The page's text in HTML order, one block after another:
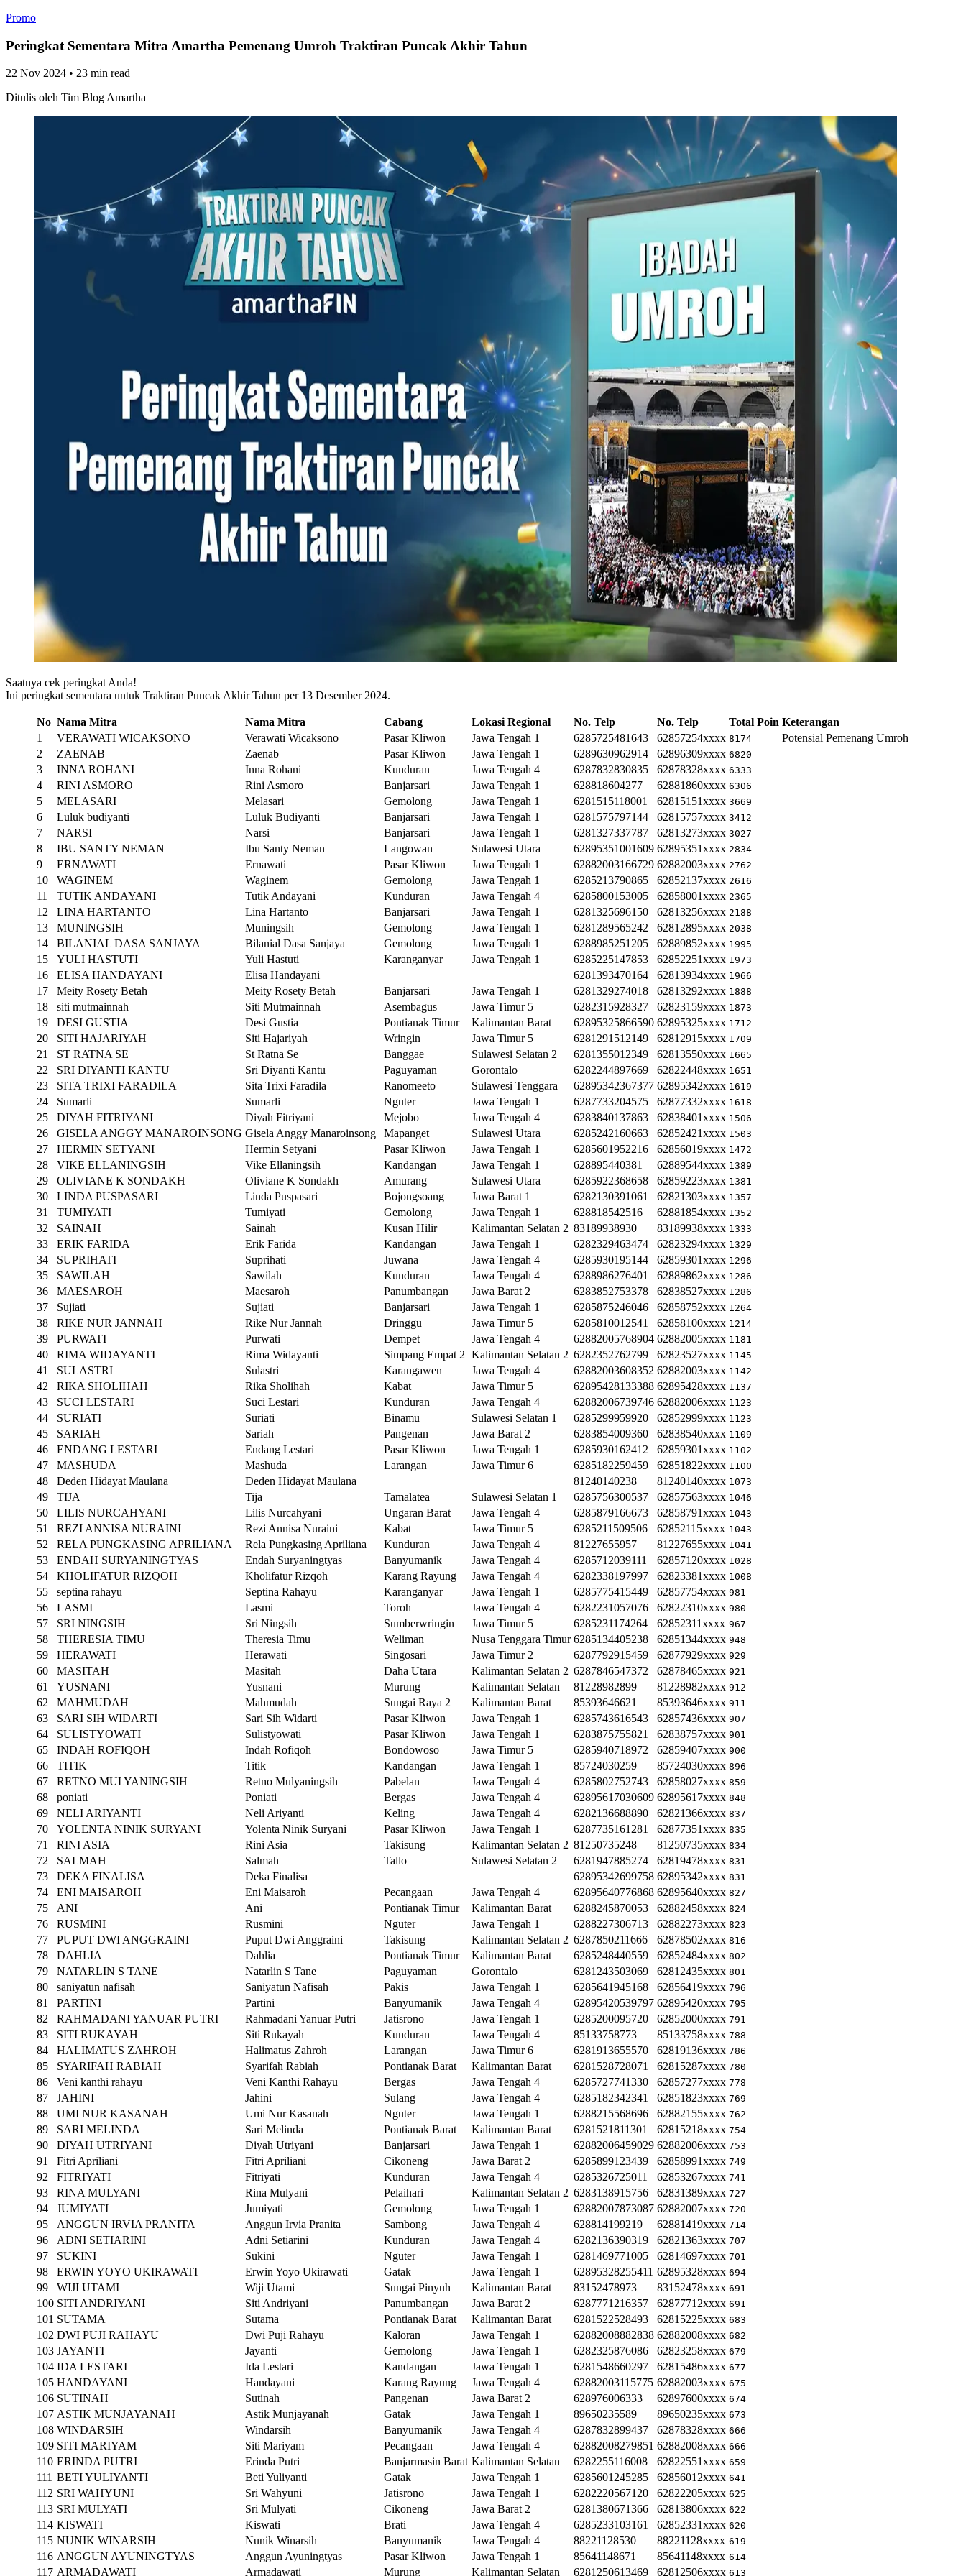
Promo
Peringkat Sementara Mitra Amartha Pemenang Umroh Traktiran Puncak Akhir Tahun
22 Nov 2024 • 23 min read
Ditulis oleh Tim Blog Amartha
Saatnya cek peringkat Anda!
Ini peringkat sementara untuk Traktiran Puncak Akhir Tahun per 13 Desember 2024.
No Nama Mitra Nama Mitra Cabang Lokasi Regional No. Telp No. Telp Total Poin Keterangan
1
VERAWATI WICAKSONO Verawati Wicaksono Pasar Kliwon Jawa Tengah 1 6285725481643 62857254xxxx 8174
Potensial Pemenang Umroh
2
ZAENAB Zaenab Pasar Kliwon Jawa Tengah 1 6289630962914 62896309xxxx 6820
3 INNA ROHANI Inna Rohani Kunduran Jawa Tengah 4 6287832830835 62878328xxxx 6333
4 RINI ASMORO Rini Asmoro Banjarsari Jawa Tengah 1 628818604277 62881860xxxx 6306
5 MELASARI Melasari Gemolong Jawa Tengah 1 6281515118001 62815151xxxx 3669
6 Luluk budiyanti Luluk Budiyanti Banjarsari Jawa Tengah 1 6281575797144 62815757xxxx 3412
7 NARSI Narsi Banjarsari Jawa Tengah 1 6281327337787 62813273xxxx 3027
8 IBU SANTY NEMAN Ibu Santy Neman Langowan Sulawesi Utara 62895351001609 62895351xxxx 2834
9 ERNAWATI Ernawati Pasar Kliwon Jawa Tengah 1 62882003166729 62882003xxxx 2762
10 WAGINEM Waginem Gemolong Jawa Tengah 1 6285213790865 62852137xxxx 2616
11 TUTIK ANDAYANI Tutik Andayani Kunduran Jawa Tengah 4 6285800153005 62858001xxxx 2365
12 LINA HARTANTO Lina Hartanto Banjarsari Jawa Tengah 1 6281325696150 62813256xxxx 2188
13 MUNINGSIH Muningsih Gemolong Jawa Tengah 1 6281289565242 62812895xxxx 2038
14 BILANIAL DASA SANJAYA Bilanial Dasa Sanjaya Gemolong Jawa Tengah 1 6288985251205 62889852xxxx 1995
15 YULI HASTUTI Yuli Hastuti Karanganyar Jawa Tengah 1 6285225147853 62852251xxxx 1973
16 ELISA HANDAYANI Elisa Handayani 6281393470164 62813934xxxx 1966
17 Meity Rosety Betah Meity Rosety Betah Banjarsari Jawa Tengah 1 6281329274018 62813292xxxx 1888
18 siti mutmainnah Siti Mutmainnah Asembagus Jawa Timur 5 6282315928327 62823159xxxx 1873
19 DESI GUSTIA Desi Gustia Pontianak Timur Kalimantan Barat 62895325866590 62895325xxxx 1712
20 SITI HAJARIYAH Siti Hajariyah Wringin Jawa Timur 5 6281291512149 62812915xxxx 1709
21 ST RATNA SE St Ratna Se Banggae Sulawesi Selatan 2 6281355012349 62813550xxxx 1665
22 SRI DIYANTI KANTU Sri Diyanti Kantu Paguyaman Gorontalo 6282244897669 62822448xxxx 1651
23 SITA TRIXI FARADILA Sita Trixi Faradila Ranomeeto Sulawesi Tenggara 62895342367377 62895342xxxx 1619
24 Sumarli Sumarli Nguter Jawa Tengah 1 6287733204575 62877332xxxx 1618
25 DIYAH FITRIYANI Diyah Fitriyani Mejobo Jawa Tengah 4 6283840137863 62838401xxxx 1506
26 GISELA ANGGY MANAROINSONG Gisela Anggy Manaroinsong Mapanget Sulawesi Utara 6285242160663 62852421xxxx 1503
27 HERMIN SETYANI Hermin Setyani Pasar Kliwon Jawa Tengah 1 6285601952216 62856019xxxx 1472
28 VIKE ELLANINGSIH Vike Ellaningsih Kandangan Jawa Tengah 1 628895440381 62889544xxxx 1389
29 OLIVIANE K SONDAKH Oliviane K Sondakh Amurang Sulawesi Utara 6285922368658 62859223xxxx 1381
30 LINDA PUSPASARI Linda Puspasari Bojongsoang Jawa Barat 1 6282130391061 62821303xxxx 1357
31 TUMIYATI Tumiyati Gemolong Jawa Tengah 1 628818542516 62881854xxxx 1352
32 SAINAH Sainah Kusan Hilir Kalimantan Selatan 2 83189938930 83189938xxxx 1333
33 ERIK FARIDA Erik Farida Kandangan Jawa Tengah 1 6282329463474 62823294xxxx 1329
34 SUPRIHATI Suprihati Juwana Jawa Tengah 4 6285930195144 62859301xxxx 1296
35 SAWILAH Sawilah Kunduran Jawa Tengah 4 6288986276401 62889862xxxx 1286
36 MAESAROH Maesaroh Panumbangan Jawa Barat 2 6283852753378 62838527xxxx 1286
37 Sujiati Sujiati Banjarsari Jawa Tengah 1 6285875246046 62858752xxxx 1264
38 RIKE NUR JANNAH Rike Nur Jannah Dringgu Jawa Timur 5 6285810012541 62858100xxxx 1214
39 PURWATI Purwati Dempet Jawa Tengah 4 62882005768904 62882005xxxx 1181
40 RIMA WIDAYANTI Rima Widayanti Simpang Empat 2 Kalimantan Selatan 2 6282352762799 62823527xxxx 1145
41 SULASTRI Sulastri Karangawen Jawa Tengah 4 62882003608352 62882003xxxx 1142
42 RIKA SHOLIHAH Rika Sholihah Kabat Jawa Timur 5 62895428133388 62895428xxxx 1137
43 SUCI LESTARI Suci Lestari Kunduran Jawa Tengah 4 62882006739746 62882006xxxx 1123
44 SURIATI Suriati Binamu Sulawesi Selatan 1 6285299959920 62852999xxxx 1123
45 SARIAH Sariah Pangenan Jawa Barat 2 6283854009360 62838540xxxx 1109
46 ENDANG LESTARI Endang Lestari Pasar Kliwon Jawa Tengah 1 6285930162412 62859301xxxx 1102
47 MASHUDA Mashuda Larangan Jawa Timur 6 6285182259459 62851822xxxx 1100
48 Deden Hidayat Maulana Deden Hidayat Maulana 81240140238 81240140xxxx 1073
49 TIJA Tija Tamalatea Sulawesi Selatan 1 6285756300537 62857563xxxx 1046
50 LILIS NURCAHYANI Lilis Nurcahyani Ungaran Barat Jawa Tengah 4 6285879166673 62858791xxxx 1043
51 REZI ANNISA NURAINI Rezi Annisa Nuraini Kabat Jawa Timur 5 6285211509506 62852115xxxx 1043
52 RELA PUNGKASING APRILIANA Rela Pungkasing Apriliana Kunduran Jawa Tengah 4 81227655957 81227655xxxx 1041
53 ENDAH SURYANINGTYAS Endah Suryaningtyas Banyumanik Jawa Tengah 4 6285712039111 62857120xxxx 1028
54 KHOLIFATUR RIZQOH Kholifatur Rizqoh Karang Rayung Jawa Tengah 4 6282338197997 62823381xxxx 1008
55 septina rahayu Septina Rahayu Karanganyar Jawa Tengah 1 6285775415449 62857754xxxx 981
56 LASMI Lasmi Toroh Jawa Tengah 4 6282231057076 62822310xxxx 980
57 SRI NINGSIH Sri Ningsih Sumberwringin Jawa Timur 5 6285231174264 62852311xxxx 967
58 THERESIA TIMU Theresia Timu Weliman Nusa Tenggara Timur 6285134405238 62851344xxxx 948
59 HERAWATI Herawati Singosari Jawa Timur 2 6287792915459 62877929xxxx 929
60 MASITAH Masitah Daha Utara Kalimantan Selatan 2 6287846547372 62878465xxxx 921
61 YUSNANI Yusnani Murung Kalimantan Selatan 81228982899 81228982xxxx 912
62 MAHMUDAH Mahmudah Sungai Raya 2 Kalimantan Barat 85393646621 85393646xxxx 911
63 SARI SIH WIDARTI Sari Sih Widarti Pasar Kliwon Jawa Tengah 1 6285743616543 62857436xxxx 907
64 SULISTYOWATI Sulistyowati Pasar Kliwon Jawa Tengah 1 6283875755821 62838757xxxx 901
65 INDAH ROFIQOH Indah Rofiqoh Bondowoso Jawa Timur 5 6285940718972 62859407xxxx 900
66 TITIK Titik Kandangan Jawa Tengah 1 85724030259 85724030xxxx 896
67 RETNO MULYANINGSIH Retno Mulyaningsih Pabelan Jawa Tengah 4 6285802752743 62858027xxxx 859
68 poniati Poniati Bergas Jawa Tengah 4 62895617030609 62895617xxxx 848
69 NELI ARIYANTI Neli Ariyanti Keling Jawa Tengah 4 6282136688890 62821366xxxx 837
70 YOLENTA NINIK SURYANI Yolenta Ninik Suryani Pasar Kliwon Jawa Tengah 1 6287735161281 62877351xxxx 835
71 RINI ASIA Rini Asia Takisung Kalimantan Selatan 2 81250735248 81250735xxxx 834
72 SALMAH Salmah Tallo Sulawesi Selatan 2 6281947885274 62819478xxxx 831
73 DEKA FINALISA Deka Finalisa 62895342699758 62895342xxxx 831
74 ENI MAISAROH Eni Maisaroh Pecangaan Jawa Tengah 4 62895640776868 62895640xxxx 827
75 ANI Ani Pontianak Timur Kalimantan Barat 6288245870053 62882458xxxx 824
76 RUSMINI Rusmini Nguter Jawa Tengah 1 6288227306713 62882273xxxx 823
77 PUPUT DWI ANGGRAINI Puput Dwi Anggraini Takisung Kalimantan Selatan 2 6287850211666 62878502xxxx 816
78 DAHLIA Dahlia Pontianak Timur Kalimantan Barat 6285248440559 62852484xxxx 802
79 NATARLIN S TANE Natarlin S Tane Paguyaman Gorontalo 6281243503069 62812435xxxx 801
80 saniyatun nafisah Saniyatun Nafisah Pakis Jawa Tengah 1 6285641945168 62856419xxxx 796
81 PARTINI Partini Banyumanik Jawa Tengah 4 62895420539797 62895420xxxx 795
82 RAHMADANI YANUAR PUTRI Rahmadani Yanuar Putri Jatisrono Jawa Tengah 1 6285200095720 62852000xxxx 791
83 SITI RUKAYAH Siti Rukayah Kunduran Jawa Tengah 4 85133758773 85133758xxxx 788
84 HALIMATUS ZAHROH Halimatus Zahroh Larangan Jawa Timur 6 6281913655570 62819136xxxx 786
85 SYARIFAH RABIAH Syarifah Rabiah Pontianak Barat Kalimantan Barat 6281528728071 62815287xxxx 780
86 Veni kanthi rahayu Veni Kanthi Rahayu Bergas Jawa Tengah 4 6285727741330 62857277xxxx 778
87 JAHINI Jahini Sulang Jawa Tengah 4 6285182342341 62851823xxxx 769
88 UMI NUR KASANAH Umi Nur Kasanah Nguter Jawa Tengah 1 6288215568696 62882155xxxx 762
89 SARI MELINDA Sari Melinda Pontianak Barat Kalimantan Barat 6281521811301 62815218xxxx 754
90 DIYAH UTRIYANI Diyah Utriyani Banjarsari Jawa Tengah 1 62882006459029 62882006xxxx 753
91 Fitri Apriliani Fitri Apriliani Cikoneng Jawa Barat 2 6285899123439 62858991xxxx 749
92 FITRIYATI Fitriyati Kunduran Jawa Tengah 4 6285326725011 62853267xxxx 741
93 RINA MULYANI Rina Mulyani Pelaihari Kalimantan Selatan 2 6283138915756 62831389xxxx 727
94 JUMIYATI Jumiyati Gemolong Jawa Tengah 1 62882007873087 62882007xxxx 720
95 ANGGUN IRVIA PRANITA Anggun Irvia Pranita Sambong Jawa Tengah 4 628814199219 62881419xxxx 714
96 ADNI SETIARINI Adni Setiarini Kunduran Jawa Tengah 4 6282136390319 62821363xxxx 707
97 SUKINI Sukini Nguter Jawa Tengah 1 6281469771005 62814697xxxx 701
98 ERWIN YOYO UKIRAWATI Erwin Yoyo Ukirawati Gatak Jawa Tengah 1 62895328255411 62895328xxxx 694
99 WIJI UTAMI Wiji Utami Sungai Pinyuh Kalimantan Barat 83152478973 83152478xxxx 691
100 SITI ANDRIYANI Siti Andriyani Panumbangan Jawa Barat 2 6287771216357 62877712xxxx 691
101 SUTAMA Sutama Pontianak Barat Kalimantan Barat 6281522528493 62815225xxxx 683
102 DWI PUJI RAHAYU Dwi Puji Rahayu Kaloran Jawa Tengah 1 62882008882838 62882008xxxx 682
103 JAYANTI Jayanti Gemolong Jawa Tengah 1 6282325876086 62823258xxxx 679
104 IDA LESTARI Ida Lestari Kandangan Jawa Tengah 1 6281548660297 62815486xxxx 677
105 HANDAYANI Handayani Karang Rayung Jawa Tengah 4 62882003115775 62882003xxxx 675
106 SUTINAH Sutinah Pangenan Jawa Barat 2 628976006333 62897600xxxx 674
107 ASTIK MUNJAYANAH Astik Munjayanah Gatak Jawa Tengah 1 89650235589 89650235xxxx 673
108 WINDARSIH Windarsih Banyumanik Jawa Tengah 4 6287832899437 62878328xxxx 666
109 SITI MARIYAM Siti Mariyam Pecangaan Jawa Tengah 4 62882008279851 62882008xxxx 666
110 ERINDA PUTRI Erinda Putri Banjarmasin Barat Kalimantan Selatan 6282255116008 62822551xxxx 659
111 BETI YULIYANTI Beti Yuliyanti Gatak Jawa Tengah 1 6285601245285 62856012xxxx 641
112 SRI WAHYUNI Sri Wahyuni Jatisrono Jawa Tengah 1 6282220567120 62822205xxxx 625
113 SRI MULYATI Sri Mulyati Cikoneng Jawa Barat 2 6281380671366 62813806xxxx 622
114 KISWATI Kiswati Brati Jawa Tengah 4 6285233103161 62852331xxxx 620
115 NUNIK WINARSIH Nunik Winarsih Banyumanik Jawa Tengah 4 88221128530 88221128xxxx 619
116 ANGGUN AYUNINGTYAS Anggun Ayuningtyas Pasar Kliwon Jawa Tengah 1 85641148671 85641148xxxx 614
117 ARMADAWATI Armadawati Murung Kalimantan Selatan 6281250613469 62812506xxxx 613